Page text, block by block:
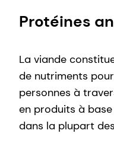
Protéines
La viande
de nutriments
personnes à
en produits à
dans la plupart